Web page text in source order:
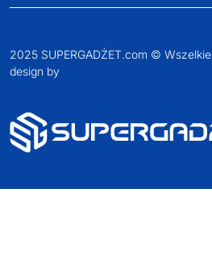
2025 SUPERGADŻET.com ©
design by